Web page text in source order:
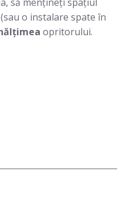
o instalare spate în
opritorului.